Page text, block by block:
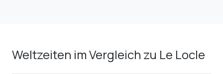
Weltzeiten im Vergleich zu Le Locle